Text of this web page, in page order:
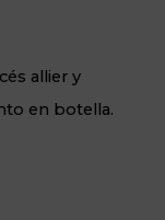
allier y
en botella.